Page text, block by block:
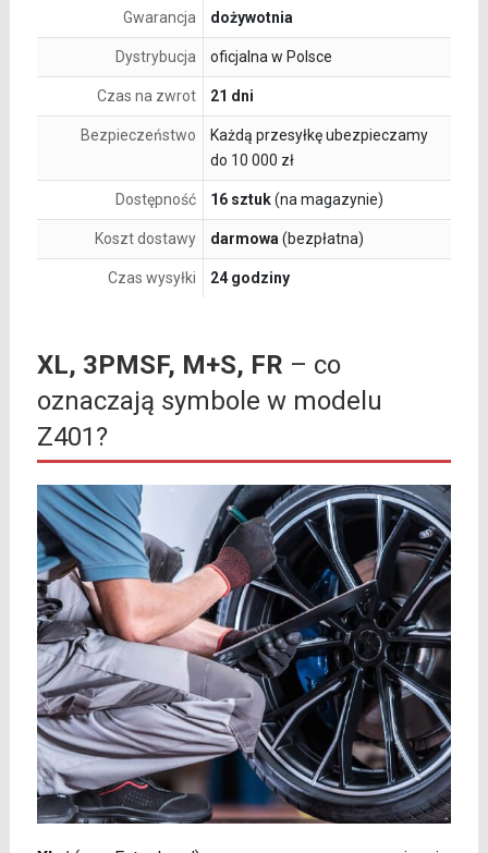
Gwarancja dożywotnia
Dystrybucja oficjalna w Polsce
Czas na zwrot 21 dni
Bezpieczeństwo
Każdą przesyłkę ubezpieczamy
do 10 000 zł
Dostępność 16 sztuk(na magazynie)
Koszt dostawy darmowa (bezpłatna)
Czas wysyłki 24 godziny
XL, 3PMSF, M+S, FR – co
oznaczają symbole w modelu
Z401?